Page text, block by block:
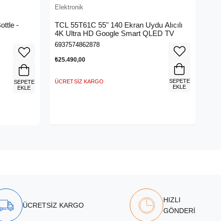
-
SEPETE
EKLE
Elektronik
TCL 55T61C 55" 140 Ekran Uydu Alıcılı
4K Ultra HD Google Smart QLED TV
6937574862878
₺25.490,00
ÜCRETSIZ KARGO
SEPETE
EKLE
ÜCRETSİZ KARGO
HIZLI
GÖNDERİ